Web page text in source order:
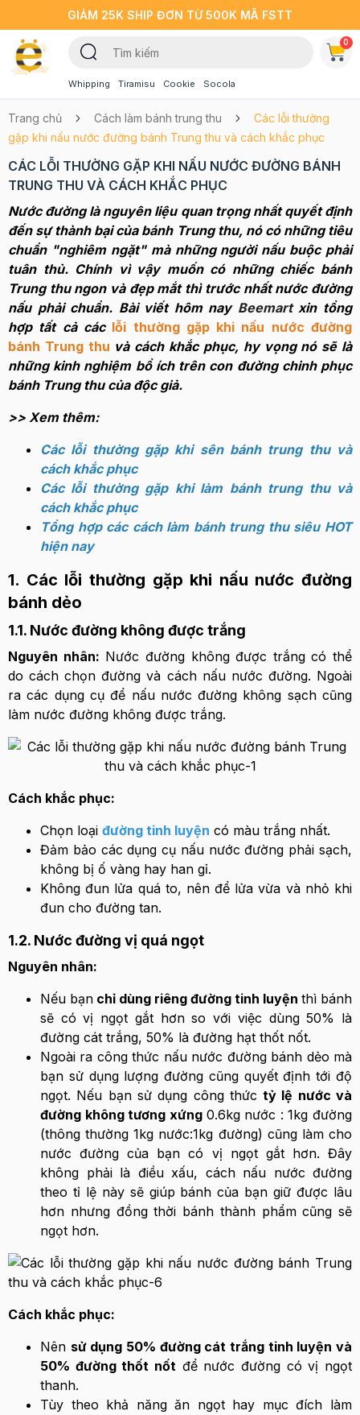
GIẢM 25K SHIP ĐƠN TỪ 500K MÃ FSTT
Whipping Tiramisu Cookie Socola
0
Trang chủ Cách làm bánh trung thu
Các lỗi thường
gặp khi nấu nước đường bánh Trung thu và cách khắc phục
CÁC LỖI THƯỜNG GẶP KHI NẤU NƯỚC ĐƯỜNG BÁNH
TRUNG THU VÀ CÁCH KHẮC PHỤC
Nước đường là nguyên liệu quan trọng nhất quyết định
đến sự thành bại của bánh Trung thu, nó có những tiêu
chuẩn "nghiêm ngặt" mà những người nấu buộc phải
tuân thủ. Chính vì vậy muốn có những chiếc bánh
Trung thu ngon và đẹp mắt thì trước nhất nước đường
nấu phải chuẩn. Bài viết hôm nay Beemartxin tổng
hợp tất cả các lỗi thường gặp khi nấu nước đường
bánh Trung thu và cách khắc phục, hy vọng nó sẽ là
những kinh nghiệm bổ ích trên con đường chinh phục
bánh Trung thu của độc giả.
>> Xem thêm:
Các lỗi thường gặp khi sên bánh trung thu và
cách khắc phục
Các lỗi thường gặp khi làm bánh trung thu và
cách khắc phục
Tổng hợp các cách làm bánh trung thu siêu HOT
hiện nay
1. Các lỗi thường gặp khi nấu nước đường
bánh dẻo
1.1. Nước đường không được trắng
Nguyên nhân: Nước đường không được trắng có thể
do cách chọn đường và cách nấu nước đường. Ngoài
ra các dụng cụ để nấu nước đường không sạch cũng
làm nước đường không được trắng.
Cách khắc phục:
Chọn loại đường tinh luyện có màu trắng nhất.
Đảm bảo các dụng cụ nấu nước đường phải sạch,
không bị ố vàng hay han gỉ.
Không đun lửa quá to, nên để lửa vừa và nhỏ khi
đun cho đường tan.
1.2. Nước đường vị quá ngọt
Nguyên nhân:
Nếu bạn chỉ dùng riêng đường tinh luyện thì bánh
sẽ có vị ngọt gắt hơn so với việc dùng 50% là
đường cát trắng, 50% là đường hạt thốt nốt.
Ngoài ra công thức nấu nước đường bánh dẻo mà
bạn sử dụng lượng đường cũng quyết định tới độ
ngọt. Nếu bạn sử dụng công thứctỷ lệ nước và
đường không tương xứng 0.6kg nước : 1kg đường
(thông thường 1kg nước:1kg đường) cũng làm cho
nước đường của bạn có vị ngọt gắt hơn. Đây
không phải là điều xấu, cách nấu nước đường
theo tỉ lệ này sẽ giúp bánh của bạn giữ được lâu
hơn nhưng đồng thời bánh thành phẩm cũng sẽ
ngọt hơn.
Cách khắc phục:
Nên sử dụng 50% đường cát trắng tinh luyện và
50% đường thốt nốt để nước đường có vị ngọt
thanh.
Tùy theo khả năng ăn ngọt hay mục đích làm